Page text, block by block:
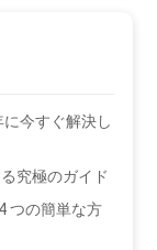
今すぐ解決し
究極のガイド
つの簡単な方